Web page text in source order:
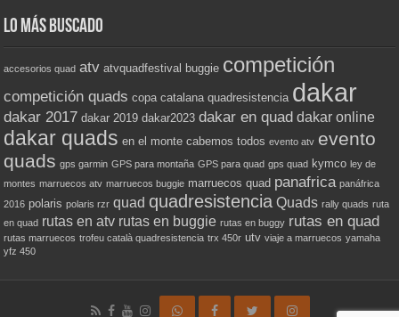
Lo más buscado
accesorios quad atv atvquadfestival buggie competición
competición quads copa catalana quadresistencia dakar
dakar 2017 dakar 2019 dakar2023 dakar en quad dakar online
dakar quads en el monte cabemos todos evento atv evento
quads gps garmin GPS para montaña GPS para quad gps quad kymco ley de
montes marruecos atv marruecos buggie marruecos quad panafrica panáfrica
2016 polaris polaris rzr quad quadresistencia Quads rally quads ruta
en quad rutas en atv rutas en buggie rutas en buggy rutas en quad
rutas marruecos trofeu català quadresistencia trx 450r utv viaje a marruecos yamaha
yfz 450